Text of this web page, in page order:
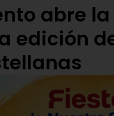
abre
edición